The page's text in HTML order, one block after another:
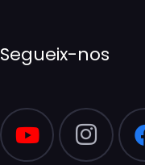
Segueix-nos